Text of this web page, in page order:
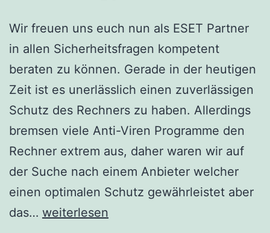
Wir freuen uns euch nun als ESET Partner
in allen Sicherheitsfragen kompetent
beraten zu können. Gerade in der heutigen
Zeit ist es unerlässlich einen zuverlässigen
Schutz des Rechners zu haben. Allerdings
bremsen viele Anti-Viren Programme den
Rechner extrem aus, daher waren wir auf
der Suche nach einem Anbieter welcher
einen optimalen Schutz gewährleistet aber
das… ESET
weiterlesen